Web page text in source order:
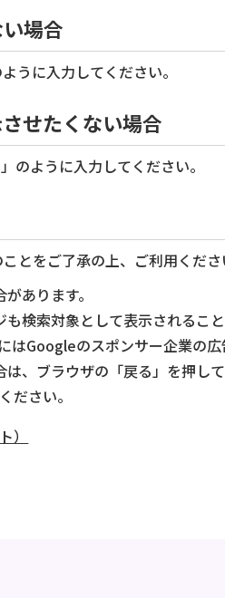
場合
うに入力してください。
せたくない場合
ように入力してください。
とをご了承の上、ご利用くださ
あります。
検索対象として表示されること
Googleのスポンサー企業の
、ブラウザの「戻る」を押して
ださい。
）